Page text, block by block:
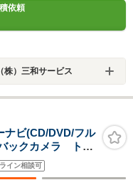
依頼
）三和サービス
ビ(CD/DVD/フル
ックカメラ トヨ
PCS BSM
イン相談可